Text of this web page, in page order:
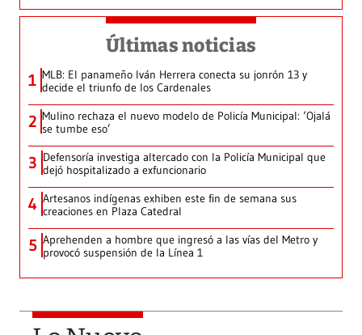
Últimas noticias
1 MLB: El panameño Iván Herrera conecta su jonrón 13 y
decide el triunfo de los Cardenales
2 Mulino rechaza el nuevo modelo de Policía Municipal: ‘Ojalá
se tumbe eso’
3 Defensoría investiga altercado con la Policía Municipal que
dejó hospitalizado a exfuncionario
4 Artesanos indígenas exhiben este fin de semana sus
creaciones en Plaza Catedral
5 Aprehenden a hombre que ingresó a las vías del Metro y
provocó suspensión de la Línea 1